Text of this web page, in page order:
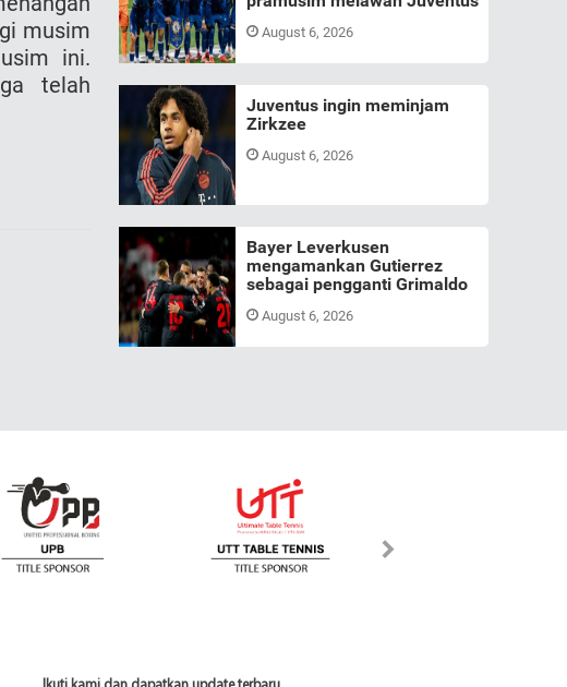
musim
ini.
telah
August 6, 2026
Juventus ingin meminjam
Zirkzee
August 6, 2026
Bayer Leverkusen
mengamankan Gutierrez
sebagai pengganti Grimaldo
August 6, 2026